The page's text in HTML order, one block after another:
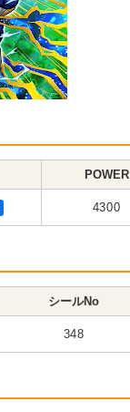
POWER
4300
シールNo
348